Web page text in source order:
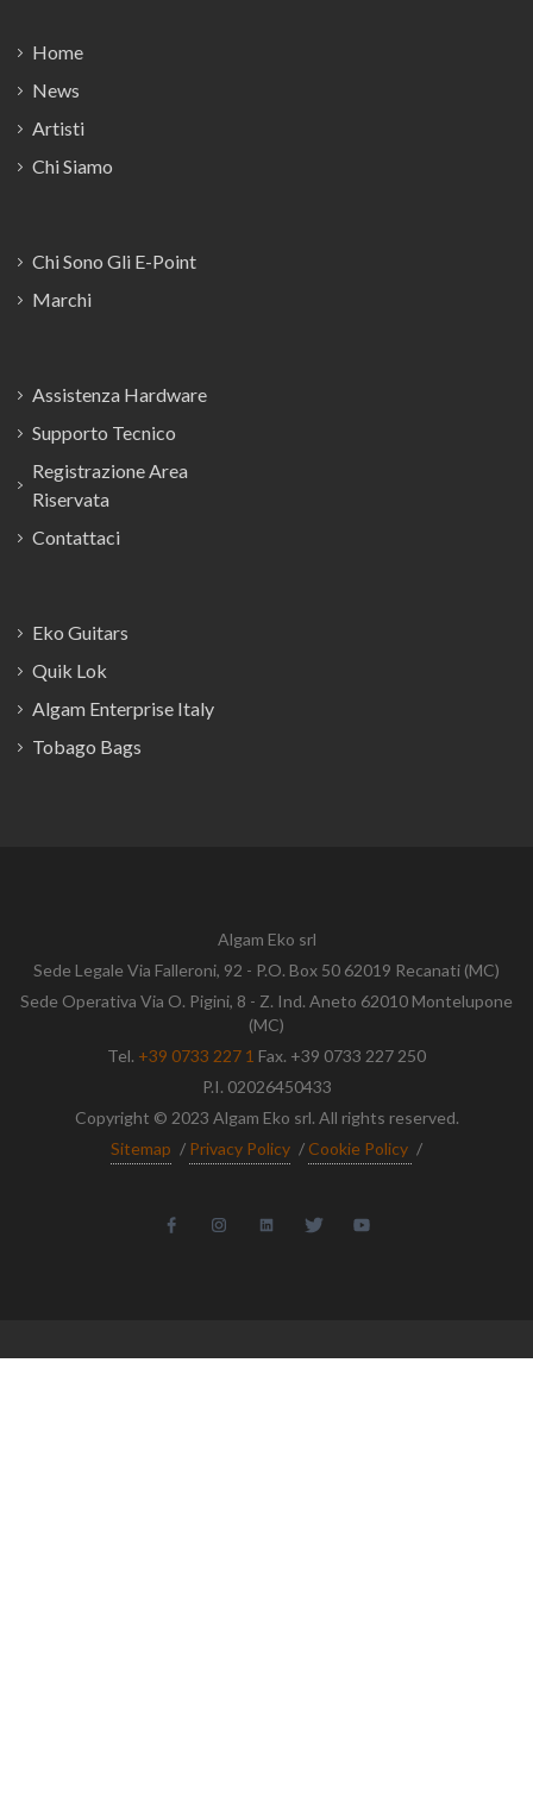
Home
News
Artisti
Chi Siamo
Chi Sono Gli E-Point
Marchi
Assistenza Hardware
Supporto Tecnico
Registrazione Area
Riservata
Contattaci
Eko Guitars
Quik Lok
Algam Enterprise Italy
Tobago Bags
Algam Eko srl
Sede Legale Via Falleroni, 92 - P.O. Box 50 62019 Recanati (MC)
Sede Operativa Via O. Pigini, 8 - Z. Ind. Aneto 62010 Montelupone
(MC)
Tel. +39 0733 227 1 Fax. +39 0733 227 250
P.I. 02026450433
Copyright © 2023 Algam Eko srl. All rights reserved.
Sitemap / Privacy Policy / Cookie Policy /